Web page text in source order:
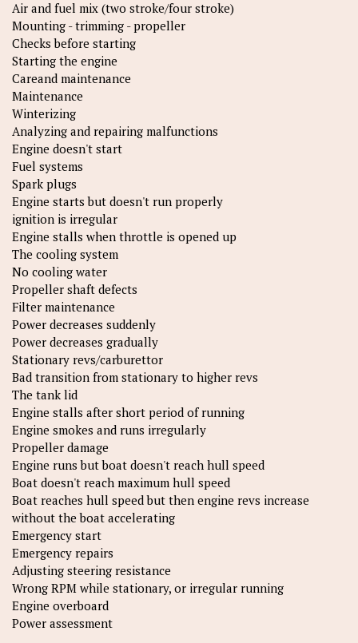
Air and fuel mix (two stroke/four stroke)
Mounting - trimming - propeller
Checks before starting
Starting the engine
Careand maintenance
Maintenance
Winterizing
Analyzing and repairing malfunctions
Engine doesn't start
Fuel systems
Spark plugs
Engine starts but doesn't run properly
ignition is irregular
Engine stalls when throttle is opened up
The cooling system
No cooling water
Propeller shaft defects
Filter maintenance
Power decreases suddenly
Power decreases gradually
Stationary revs/carburettor
Bad transition from stationary to higher revs
The tank lid
Engine stalls after short period of running
Engine smokes and runs irregularly
Propeller damage
Engine runs but boat doesn't reach hull speed
Boat doesn't reach maximum hull speed
Boat reaches hull speed but then engine revs increase
without the boat accelerating
Emergency start
Emergency repairs
Adjusting steering resistance
Wrong RPM while stationary, or irregular running
Engine overboard
Power assessment